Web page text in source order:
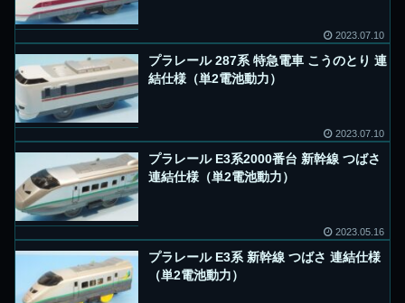
2023.07.10
プラレール 287系 特急電車 こうのとり 連
結仕様（単2電池動力）
2023.07.10
プラレール E3系2000番台 新幹線 つばさ
連結仕様（単2電池動力）
2023.05.16
プラレール E3系 新幹線 つばさ 連結仕様
（単2電池動力）